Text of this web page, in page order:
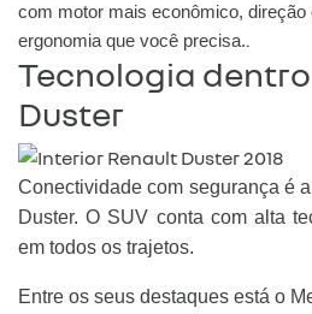
com motor mais econômico, direção
ergonomia que você precisa..
Tecnologia
Duster
Conectividade com segurança é
Duster. O SUV conta com alta
em todos os trajetos.
Entre os seus destaques está o